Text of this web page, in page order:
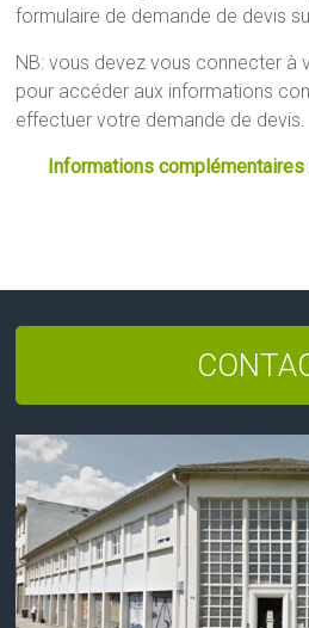
formulaire de demande de devis
NB: vous devez vous connecter à
pour accéder aux informations
effectuer votre demande de devis.
Informations